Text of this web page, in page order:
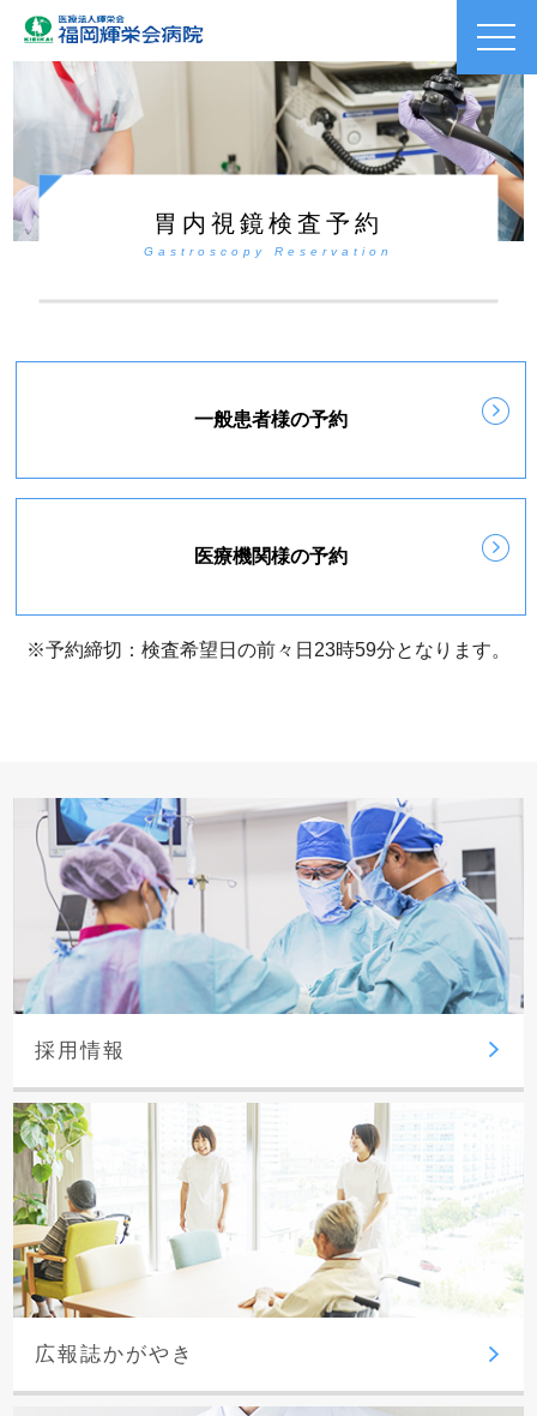
toggle
胃内視鏡検査予約
Gastroscopy Reservation
一般患者様の予約
医療機関様の予約
※予約締切：検査希望日の前々日23時59分となります。
採用情報
広報誌かがやき